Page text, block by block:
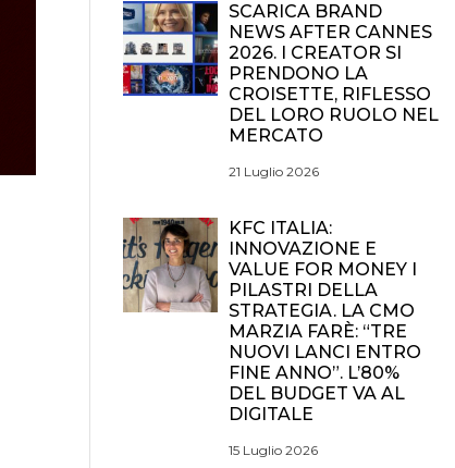
SCARICA BRAND
NEWS AFTER CANNES
2026. I CREATOR SI
PRENDONO LA
CROISETTE, RIFLESSO
DEL LORO RUOLO NEL
MERCATO
21 Luglio 2026
KFC ITALIA:
INNOVAZIONE E
VALUE FOR MONEY I
PILASTRI DELLA
STRATEGIA. LA CMO
MARZIA FARÈ: “TRE
NUOVI LANCI ENTRO
FINE ANNO”. L’80%
DEL BUDGET VA AL
DIGITALE
15 Luglio 2026